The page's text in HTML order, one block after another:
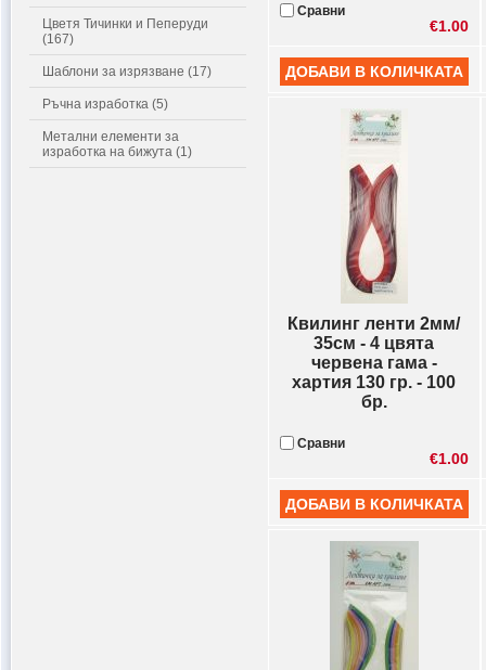
Цветя Тичинки и Пеперуди
(167)
Шаблони за изрязване (17)
Ръчна изработка (5)
Метални елементи за
изработка на бижута (1)
Сравни
€1.00
Квилинг ленти 2мм/
35см - 4 цвята
червена гама -
хартия 130 гр. - 100
бр.
Сравни
€1.00